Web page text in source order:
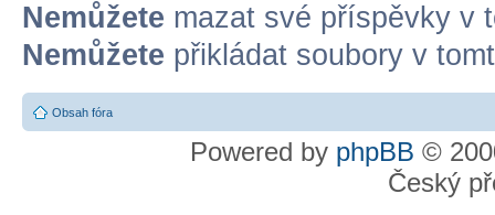
Nemůžete mazat své příspěvky v
Nemůžete přikládat soubory v
Obsah fóra
Powered by phpBB ©
Český